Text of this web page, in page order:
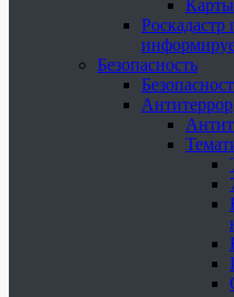
Роскадастр
Безопасность
Антитеррор